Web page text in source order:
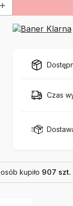
Czas
osób kupiło 907 szt.